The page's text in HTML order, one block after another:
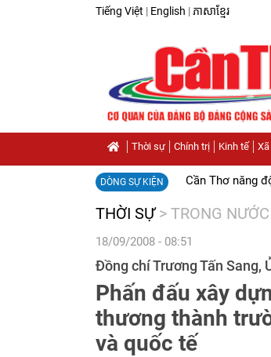
Tiếng Việt | English | ភាសាខ្មែរ
Thời sự Chính trị Kinh tế
DÒNG SỰ KIỆN Cần Thơ năng
THỜI SỰ > TRONG NƯỚC
18/09/2008 - 08:51
Đồng chí Trương Tấn Sang,
Phấn đấu xây
thương thành
và quốc tế